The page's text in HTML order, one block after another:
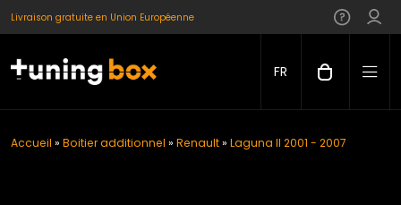
Livraison gratuite en Union Européenne
FR
Accueil » Boitier additionnel » Renault» Laguna II 2001 - 2007